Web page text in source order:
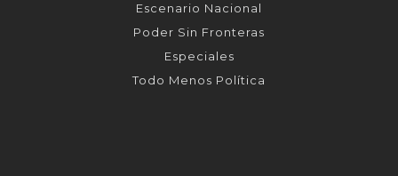
Escenario Nacional
Poder Sin Fronteras
Especiales
Todo Menos Política